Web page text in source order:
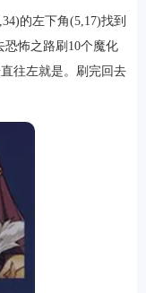
的左下角(5,17)找到
恐怖之路刷10个魔化
往左就是。刷完回去